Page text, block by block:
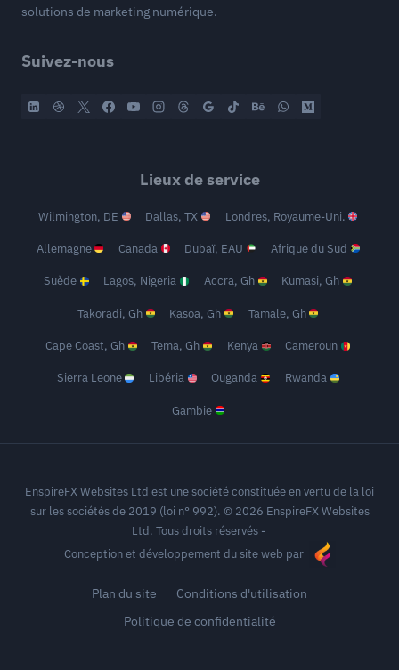
solutions de marketing numérique.
Suivez-nous
Lieux de service
Wilmington, DE Dallas, TX Londres, Royaume-Uni.
Allemagne Canada Dubaï, EAU Afrique du Sud
Suède Lagos, Nigeria Accra, Gh Kumasi, Gh
Takoradi, Gh Kasoa, Gh Tamale, Gh
Cape Coast, Gh Tema, Gh Kenya Cameroun
Sierra Leone Libéria Ouganda Rwanda
Gambie
EnspireFX Websites Ltd est une société constituée en vertu de la loi
sur les sociétés de 2019 (loi n° 992). © 2026 EnspireFX Websites
Ltd. Tous droits réservés -
Conception et développement du site web par
Plan du site
Conditions d'utilisation
Politique de confidentialité